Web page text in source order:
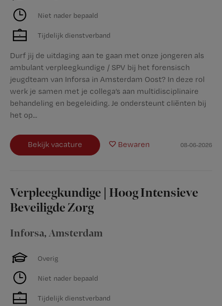
Niet nader bepaald
Tijdelijk dienstverband
Durf jij de uitdaging aan te gaan met onze jongeren als
ambulant verpleegkundige / SPV bij het forensisch
jeugdteam van Inforsa in Amsterdam Oost? In deze rol
werk je samen met je collega’s aan multidisciplinaire
behandeling en begeleiding. Je ondersteunt cliënten bij
het op...
Bekijk vacature Bewaren 08-06-2026
Verpleegkundige | Hoog Intensieve
Beveiligde Zorg
Inforsa, Amsterdam
Overig
Niet nader bepaald
Tijdelijk dienstverband